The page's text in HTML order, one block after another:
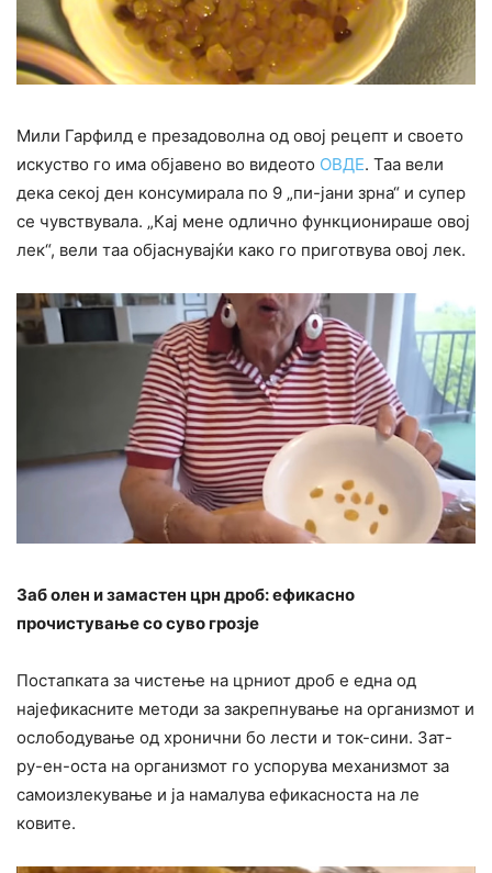
Мили Гарфилд е презадоволна од овој рецепт и своето
искуство го има објавено во видеото ОВДЕ. Таа вели
дека секој ден консумирала по 9 „пи-јани зрна“ и супер
се чувствувала. „Кај мене одлично функционираше овој
лек“, вели таа објаснувајќи како го приготвува овој лек.
Заб олен и замастен црн дроб: ефикасно
прочистување со суво грозје
Постапката за чистење на црниот дроб е една од
најефикасните методи за закрепнување на организмот и
ослободување од хронични бо лести и ток-сини. Зат-
ру-ен-оста на организмот го успорува механизмот за
самоизлекување и ја намалува ефикасноста на ле
ковите.